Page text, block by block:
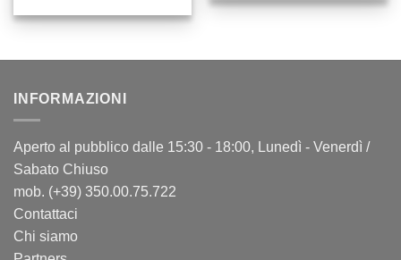
INFORMAZIONI
Aperto al pubblico dalle 15:30 - 18:00, Lunedì - Venerdì /
Sabato Chiuso
mob. (+39) 350.00.75.722
Contattaci
Chi siamo